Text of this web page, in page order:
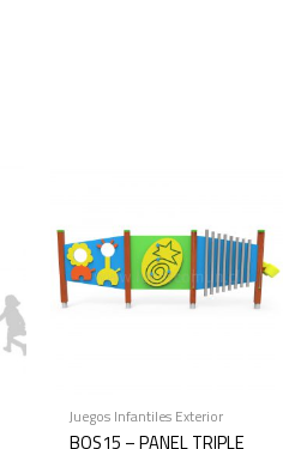
Juegos Infantiles Exterior
BOS15 – PANEL TRIPLE